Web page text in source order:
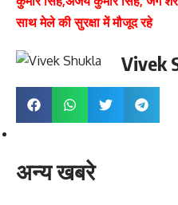
साथ मेले की सुरक्षा में मौजूद रहे
Vivek
अन्य खबरे